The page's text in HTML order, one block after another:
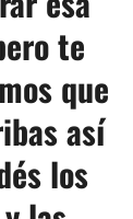
te
que
así
los